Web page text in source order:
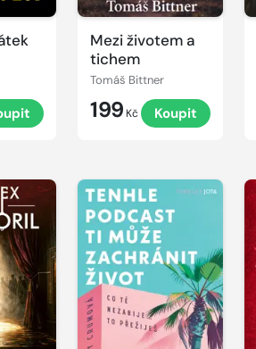
Mezi životem a
tichem
Tomáš Bittner
199 Kč Koupit